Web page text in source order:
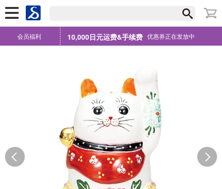
会员福利 10,000日元运费&手续费 优惠券正在发放中